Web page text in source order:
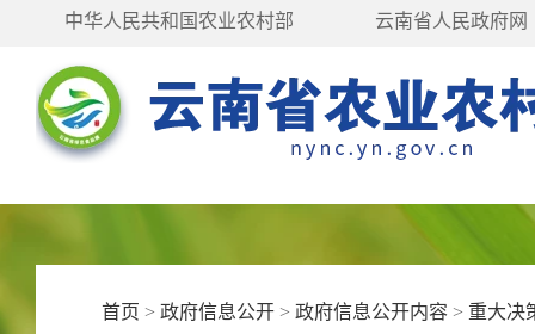
中华人民共和国农业农村部 云南省人民政府网
首页 >政府信息公开 >政府信息公开内容 > 重大决